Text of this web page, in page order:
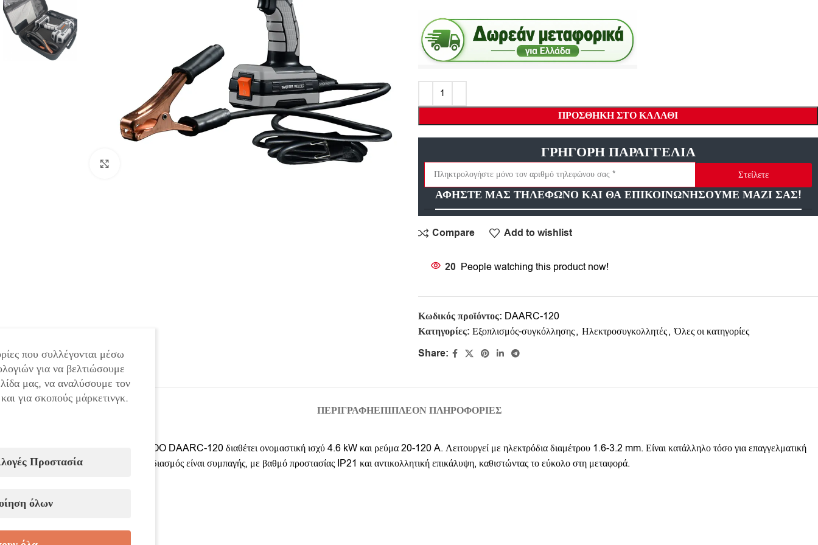
ΠΡΟΣΘΉΚΗ ΣΤΟ ΚΑΛΆΘΙ
ΓΡΗΓΟΡΗ ΠΑΡΑΓΓΕΛΙΑ
Στείλετε
ΑΦΗΣΤΕ ΜΑΣ ΤΗΛΕΦΩΝΟ ΚΑΙ ΘΑ ΕΠΙΚΟΙΝΩΝΗΣΟΥΜΕ ΜΑΖΙ ΣΑΣ!
Compare Add to wishlist
20 People watching this product now!
Κωδικός προϊόντος: DAARC-120
Κατηγορίες: Εξοπλισμός-συγκόλλησης, Ηλεκτροσυγκολλητές, Όλες οι κατηγορίες
Share:
ΠΕΡΙΓΡΑΦΉΕΠΙΠΛΈΟΝ ΠΛΗΡΟΦΟΡΊΕΣ
Η συγκόλλησης τύπου πιστόλι DAEWOO DAARC-120 διαθέτει ονομαστική ισχύ 4.6 kW και ρεύμα 20-120 A. Λειτουργεί με ηλεκτρόδια διαμέτρου 1.6-3.2 mm. Είναι κατάλληλο τόσο για επαγγελματική
όσο και για ερασιτεχνική χρήση. Ο σχεδιασμός είναι συμπαγής, με βαθμό προστασίας IP21 και αντικολλητική επικάλυψη, καθιστώντας το εύκολο στη μεταφορά.
Είσοδος ρεύματος:21 A
που συλλέγονται μέσω
για να βελτιώσουμε
μας, να αναλύσουμε τον
για σκοπούς μάρκετινγκ.
Προστασία
όλων